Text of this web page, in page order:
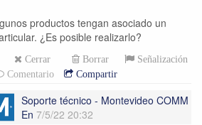
productos tengan asociado un
¿Es posible realizarlo?
Cerrar Borrar
Señalización
Comentario Compartir
Soporte técnico - Montevideo COMM
En 7/5/22 20:32